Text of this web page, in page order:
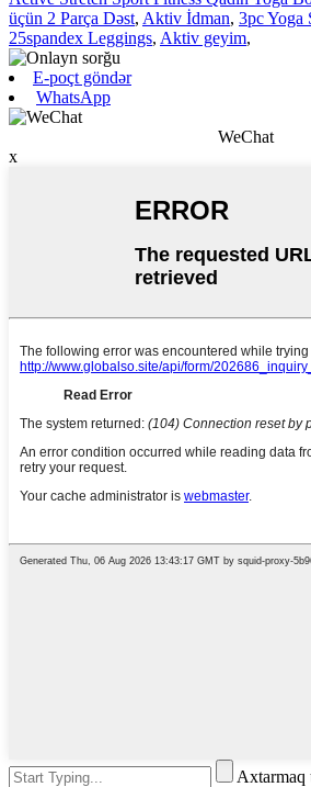
üçün 2 Parça Dəst, Aktiv İdman, 3pc Yoga
25spandex Leggings, Aktiv geyim,
E-poçt göndər
WhatsApp
WeChat
x
Axtarmaq